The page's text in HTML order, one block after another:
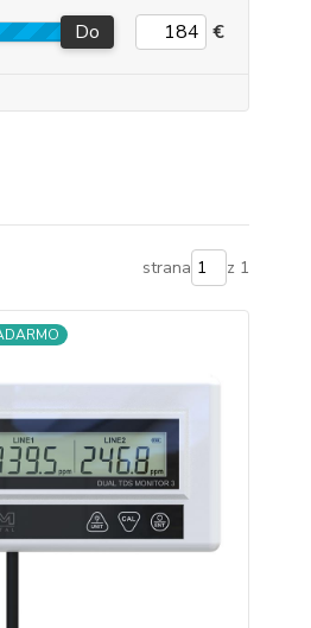
Do €
strana z 1